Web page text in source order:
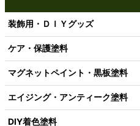
装飾用・ＤＩＹグッズ
ケア・保護塗料
マグネットペイント・黒板塗料
エイジング・アンティーク塗料
DIY着色塗料